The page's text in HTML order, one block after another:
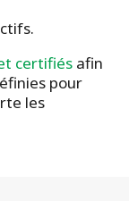
certifiés afin
pour
les